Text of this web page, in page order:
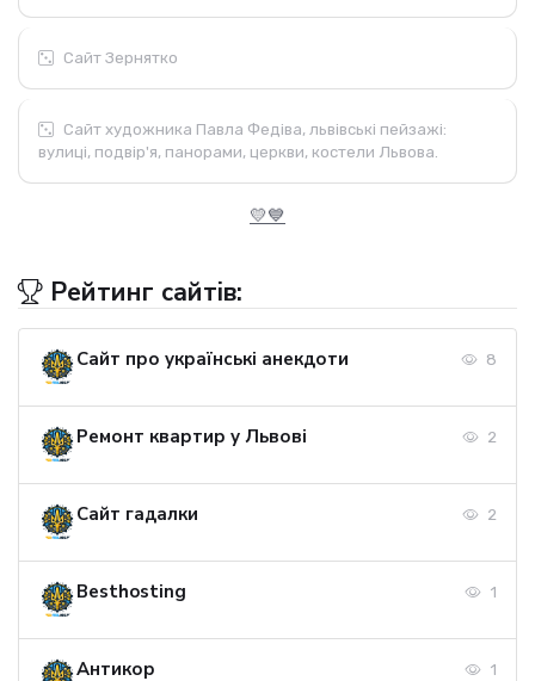
Сайт Зернятко
Сайт художника Павла Федіва, львівські пейзажі:
вулиці, подвір'я, панорами, церкви, костели Львова.
💛💙
Рейтинг сайтів:
Сайт про українські анекдоти 8
Ремонт квартир у Львові 2
Сайт гадалки 2
Besthosting 1
Антикор 1